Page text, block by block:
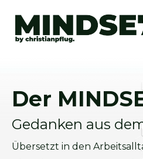
Der
Gedanken aus
Übersetzt in den